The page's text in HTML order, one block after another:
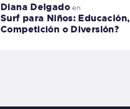
Diana Delgadoen
Surf para Niños: Educación,
Competición o Diversión?